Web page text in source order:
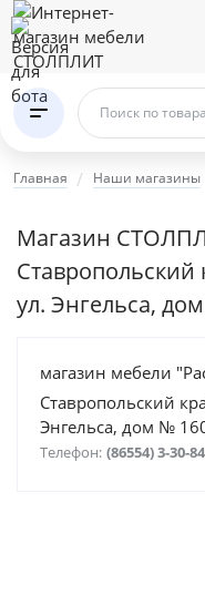
Поиск по
Главная Наши магазины
Магазин
ул. Энгельса,
магазин мебели
Ставропольский
Энгельса, дом №
Телефон: (86554) 3-30-84